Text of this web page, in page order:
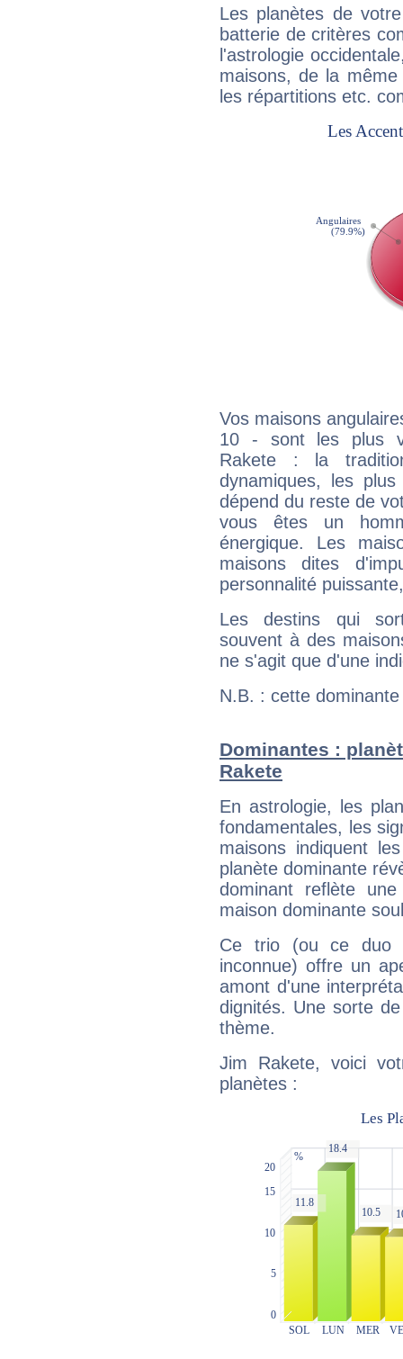
Les planètes de
batterie de critères
l'astrologie
maisons, de la
les répartitions etc.
Vos maisons
10 - sont les plus
Rakete : la
dynamiques, les
dépend du reste de
vous êtes un
énergique. Les
maisons dites
personnalité
Les destins qui
souvent à des
ne s'agit que d'une
N.B. : cette
Dominantes :
Rakete
En astrologie, les
fondamentales, les
maisons indiquent
planète dominante
dominant reflète
maison dominante
Ce trio (ou ce duo
inconnue) offre un
amont d'une
dignités. Une sorte
thème.
Jim Rakete, voici
planètes :